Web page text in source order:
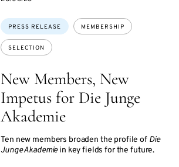
New Members, New
Impetus for Die Junge
Akademie
Ten new members broaden the profile of Die
Junge Akademiein key fields for the future.
Topics:
PRESS RELEASE MEMBERSHIP
SELECTION